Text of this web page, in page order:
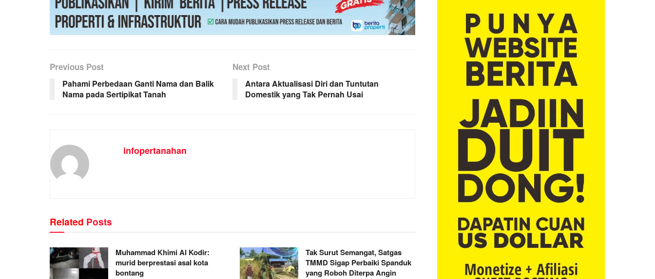
Previous Post
Pahami Perbedaan Ganti Nama dan Balik
Nama pada Sertipikat Tanah
Next Post
Antara Aktualisasi Diri dan Tuntutan
Domestik yang Tak Pernah Usai
infopertanahan
Related Posts
Muhammad Khimi Al Kodir:
murid berprestasi asal kota
bontang
Tak Surut Semangat, Satgas
TMMD Sigap Perbaiki Spanduk
yang Roboh Diterpa Angin